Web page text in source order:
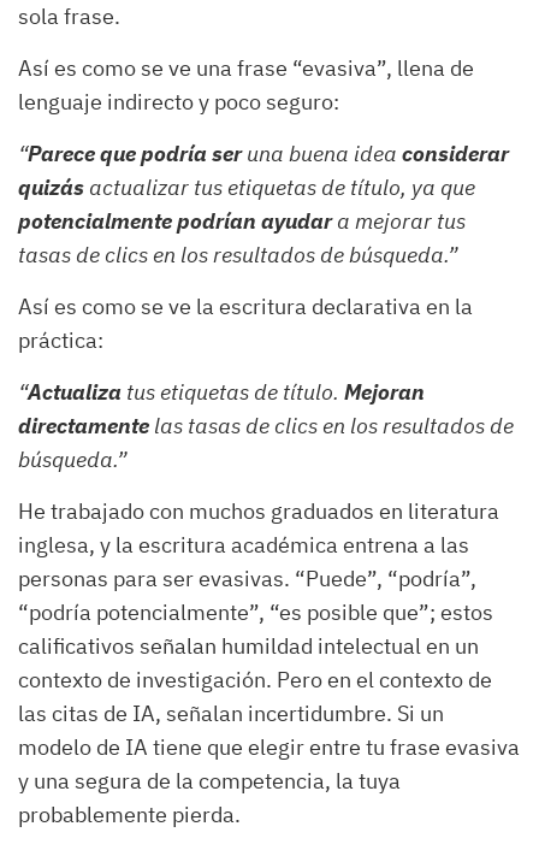
sola frase.
Así es como se ve una frase “evasiva”, llena de
lenguaje indirecto y poco seguro:
“Parece que podría seruna buena idea considerar
quizás actualizar tus etiquetas de título, ya que
potencialmente podrían ayudara mejorar tus
tasas de clics en los resultados de búsqueda.”
Así es como se ve la escritura declarativa en la
práctica:
“Actualiza tus etiquetas de título. Mejoran
directamente las tasas de clics en los resultados de
búsqueda.”
He trabajado con muchos graduados en literatura
inglesa, y la escritura académica entrena a las
personas para ser evasivas. “Puede”, “podría”,
“podría potencialmente”, “es posible que”; estos
calificativos señalan humildad intelectual en un
contexto de investigación. Pero en el contexto de
las citas de IA, señalan incertidumbre. Si un
modelo de IA tiene que elegir entre tu frase evasiva
y una segura de la competencia, la tuya
probablemente pierda.